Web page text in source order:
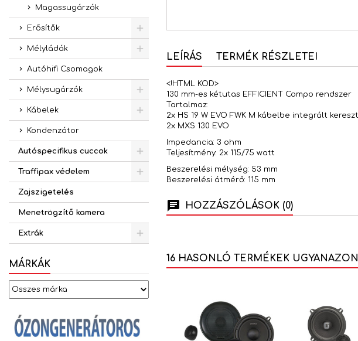
Magassugárzók
Erősítők
Mélyládák
Autóhifi Csomagok
Mélysugárzók
Kábelek
Kondenzátor
Autóspecifikus cuccok
Traffipax védelem
Zajszigetelés
Menetrögzítő kamera
Extrák
MÁRKÁK
LEÍRÁS TERMÉK RÉSZLETEI
<!HTML KOD>
130 mm-es kétutas EFFICIENT Compo rendszer
Tartalmaz:
2x HS 19 W EVO FWK M kábelbe integrált
2x MXS 130 EVO
Impedancia: 3 ohm
Teljesítmény: 2x 115/75 watt
Beszerelési mélység: 53 mm
Beszerelési átmérő: 115 mm
HOZZÁSZÓLÁSOK (0)
16 HASONLÓ TERMÉKEK